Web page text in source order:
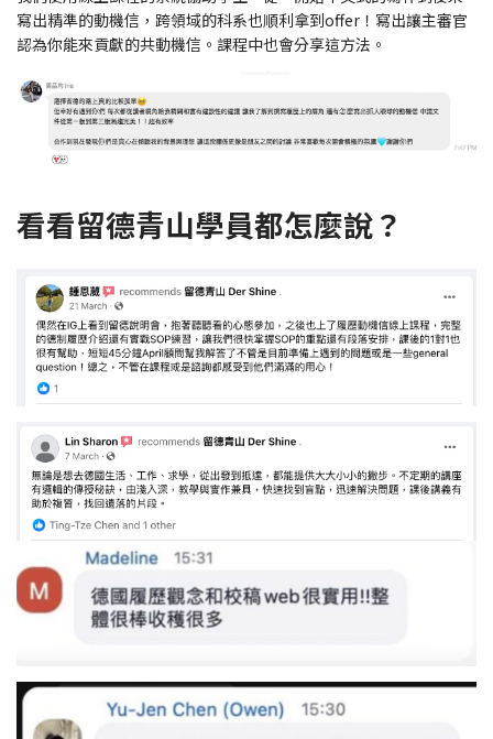
寫出精準的動機信，跨領域的科系也順利拿到offer！寫出讓主審官
認為你能來貢獻的共動機信。課程中也會分享這方法。
看看留德青山學員都怎麼說？